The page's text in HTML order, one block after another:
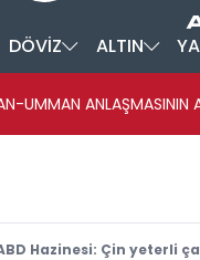
DÖVİZ ALTIN
UMMAN ANLAŞMASININ
Hazinesi: Çin yeterli